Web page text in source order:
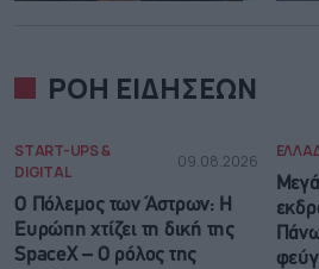
ΡΟΗ ΕΙΔΗΣΕΩΝ
START-UPS &
DIGITAL
09.08.2026
Ο Πόλεμος των Άστρων: Η
Ευρώπη χτίζει τη δική της
SpaceX – Ο ρόλος της